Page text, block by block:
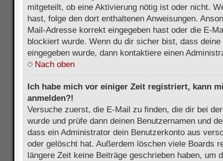
mitgeteilt, ob eine Aktivierung nötig ist oder nicht.
hast, folge den dort enthaltenen Anweisungen.
Mail-Adresse korrekt eingegeben hast oder die E-
blockiert wurde. Wenn du dir sicher bist, dass
eingegeben wurde, dann kontaktiere einen
Nach oben
Ich habe mich vor einiger Zeit registriert, kann
anmelden?!
Versuche zuerst, die E-Mail zu finden, die dir bei
wurde und prüfe dann deinen Benutzernamen und
dass ein Administrator dein Benutzerkonto aus
oder gelöscht hat. Außerdem löschen viele Boards
längere Zeit keine Beiträge geschrieben haben, um